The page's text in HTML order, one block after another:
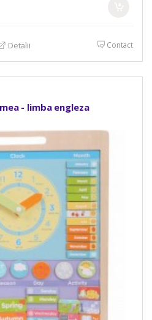
Detalii Contact
- limba engleza